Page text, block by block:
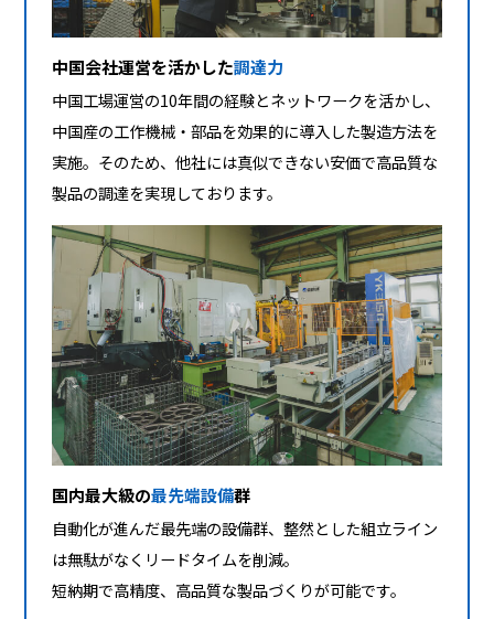
中国会社運営を活かした調達力
中国工場運営の10年間の経験とネットワークを活かし、
中国産の工作機械・部品を効果的に導入した製造方法を
実施。そのため、他社には真似できない安価で高品質な
製品の調達を実現しております。
国内最大級の最先端設備群
自動化が進んだ最先端の設備群、整然とした組立ライン
は無駄がなくリードタイムを削減。
短納期で高精度、高品質な製品づくりが可能です。